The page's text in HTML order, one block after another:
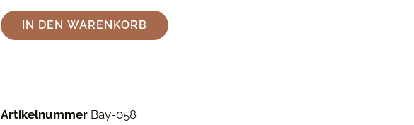
IN DEN WARENKORB
Artikelnummer Bay-058